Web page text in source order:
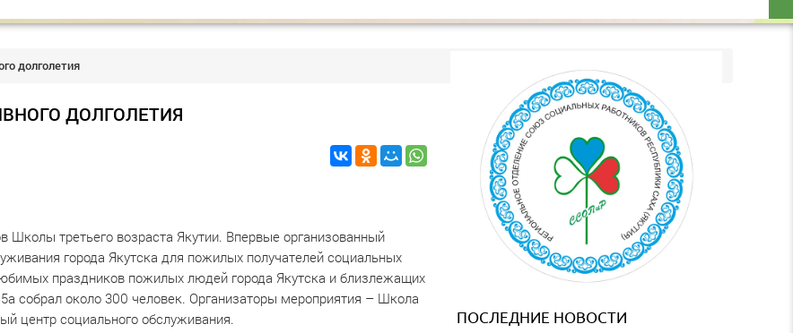
долголетия
ДОЛГОЛЕТИЯ
Школы третьего возраста Якутии. Впервые организованный
города Якутска для пожилых получателей социальных
праздников пожилых людей города Якутска и близлежащих
собрал около 300 человек. Организаторы мероприятия – Школа
центр социального обслуживания.
ПОСЛЕДНИЕ НОВОСТИ